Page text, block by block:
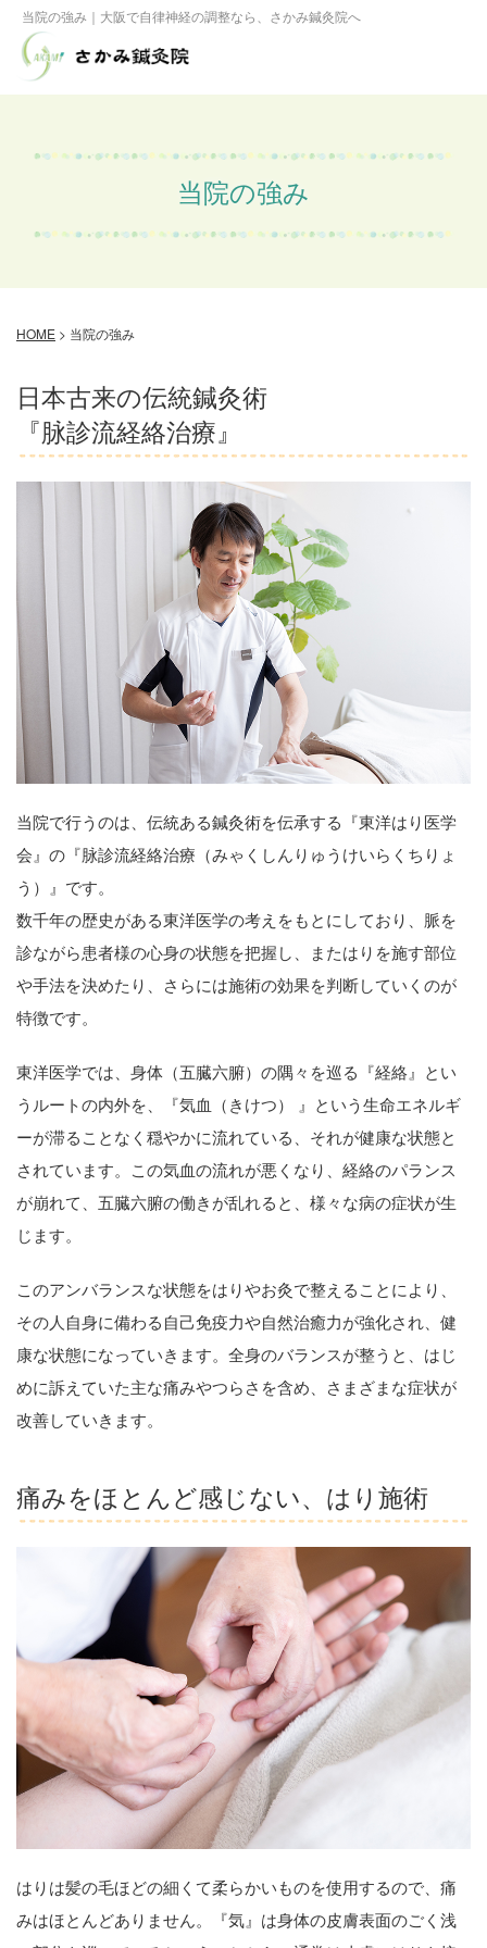
当院の強み｜大阪で自律神経の調整なら、さかみ鍼灸院へ
当院の強み
HOME > 当院の強み
日本古来の伝統鍼灸術
『脉診流経絡治療』
当院で行うのは、伝統ある鍼灸術を伝承する『東洋はり医学
会』の『脉診流経絡治療（みゃくしんりゅうけいらくちりょ
う）』です。
数千年の歴史がある東洋医学の考えをもとにしており、脈を
診ながら患者様の心身の状態を把握し、またはりを施す部位
や手法を決めたり、さらには施術の効果を判断していくのが
特徴です。
東洋医学では、身体（五臓六腑）の隅々を巡る『経絡』とい
うルートの内外を、『気血（きけつ） 』という生命エネルギ
ーが滞ることなく穏やかに流れている、それが健康な状態と
されています。この気血の流れが悪くなり、経絡のパランス
が崩れて、五臓六腑の働きが乱れると、様々な病の症状が生
じます。
このアンバランスな状態をはりやお灸で整えることにより、
その人自身に備わる自己免疫力や自然治癒力が強化され、健
康な状態になっていきます。全身のバランスが整うと、はじ
めに訴えていた主な痛みやつらさを含め、さまざまな症状が
改善していきます。
痛みをほとんど感じない、はり施術
はりは髪の毛ほどの細くて柔らかいものを使用するので、痛
みはほとんどありません。『気』は身体の皮膚表面のごく浅